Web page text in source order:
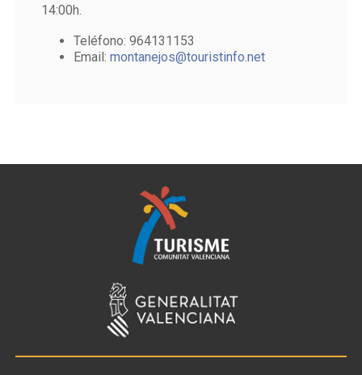
14:00h.
Teléfono: 964131153
Email:montanejos@touristinfo.net